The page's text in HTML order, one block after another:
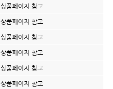
상품페이지 참고
상품페이지 참고
상품페이지 참고
상품페이지 참고
상품페이지 참고
상품페이지 참고